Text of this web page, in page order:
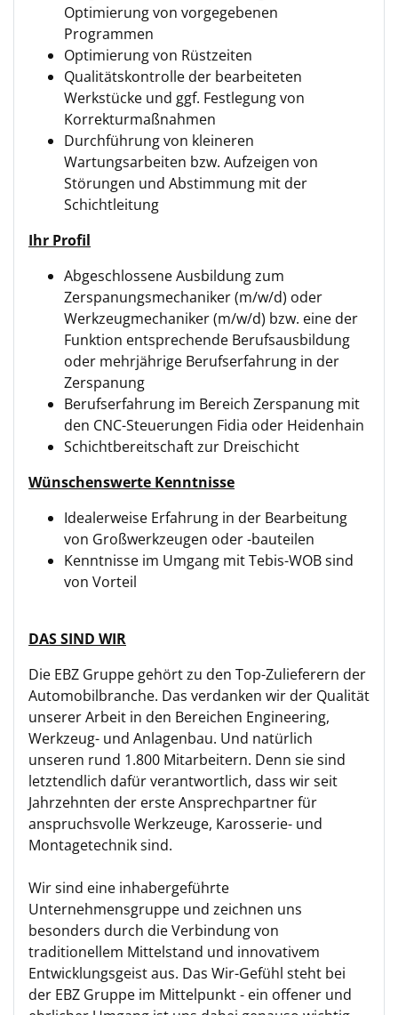
Optimierung von vorgegebenen
Programmen
Optimierung von Rüstzeiten
Qualitätskontrolle der bearbeiteten
Werkstücke und ggf. Festlegung von
Korrekturmaßnahmen
Durchführung von kleineren
Wartungsarbeiten bzw. Aufzeigen von
Störungen und Abstimmung mit der
Schichtleitung
Ihr Profil
Abgeschlossene Ausbildung zum
Zerspanungsmechaniker (m/w/d) oder
Werkzeugmechaniker (m/w/d) bzw. eine der
Funktion entsprechende Berufsausbildung
oder mehrjährige Berufserfahrung in der
Zerspanung
Berufserfahrung im Bereich Zerspanung mit
den CNC-Steuerungen Fidia oder Heidenhain
Schichtbereitschaft zur Dreischicht
Wünschenswerte Kenntnisse
Idealerweise Erfahrung in der Bearbeitung
von Großwerkzeugen oder -bauteilen
Kenntnisse im Umgang mit Tebis-WOB sind
von Vorteil
DAS SIND WIR
Die EBZ Gruppe gehört zu den Top-Zulieferern der
Automobilbranche. Das verdanken wir der Qualität
unserer Arbeit in den Bereichen Engineering,
Werkzeug- und Anlagenbau. Und natürlich
unseren rund 1.800 Mitarbeitern. Denn sie sind
letztendlich dafür verantwortlich, dass wir seit
Jahrzehnten der erste Ansprechpartner für
anspruchsvolle Werkzeuge, Karosserie- und
Montagetechnik sind.
Wir sind eine inhabergeführte
Unternehmensgruppe und zeichnen uns
besonders durch die Verbindung von
traditionellem Mittelstand und innovativem
Entwicklungsgeist aus. Das Wir-Gefühl steht bei
der EBZ Gruppe im Mittelpunkt - ein offener und